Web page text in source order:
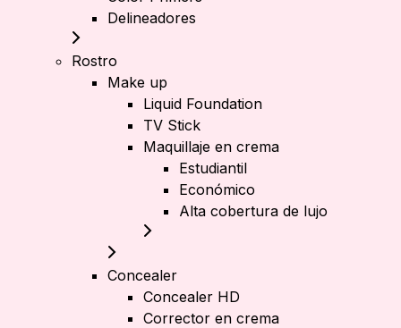
Delineadores
Rostro
Make up
Liquid Foundation
TV Stick
Maquillaje en crema
Estudiantil
Económico
Alta cobertura de lujo
Concealer
Concealer HD
Corrector en crema